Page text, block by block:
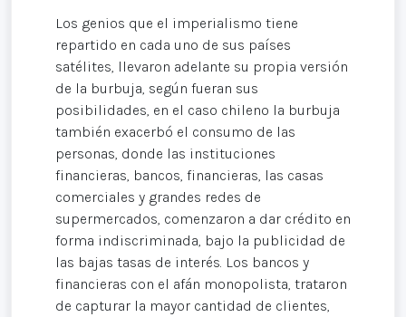
Los genios que el imperialismo tiene
repartido en cada uno de sus países
satélites, llevaron adelante su propia versión
de la burbuja, según fueran sus
posibilidades, en el caso chileno la burbuja
también exacerbó el consumo de las
personas, donde las instituciones
financieras, bancos, financieras, las casas
comerciales y grandes redes de
supermercados, comenzaron a dar crédito en
forma indiscriminada, bajo la publicidad de
las bajas tasas de interés. Los bancos y
financieras con el afán monopolista, trataron
de capturar la mayor cantidad de clientes,